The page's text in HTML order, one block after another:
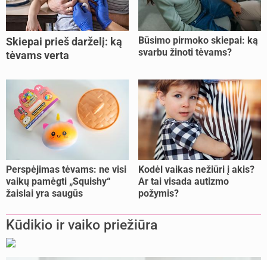
Skiepai prieš darželį: ką
tėvams verta
Būsimo pirmoko skiepai: ką
svarbu žinoti tėvams?
Perspėjimas tėvams: ne visi
vaikų pamėgti „Squishy“
žaislai yra saugūs
Kodėl vaikas nežiūri į akis?
Ar tai visada autizmo
požymis?
Kūdikio ir vaiko priežiūra